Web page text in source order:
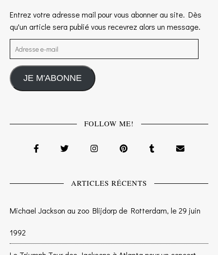
Entrez votre adresse mail pour vous abonner au site. Dès
qu'un article sera publié vous recevrez alors un message.
Adresse e-mail
JE M'ABONNE
FOLLOW ME!
ARTICLES RÉCENTS
Michael Jackson au zoo Blijdorp de Rotterdam, le 29 juin
1992